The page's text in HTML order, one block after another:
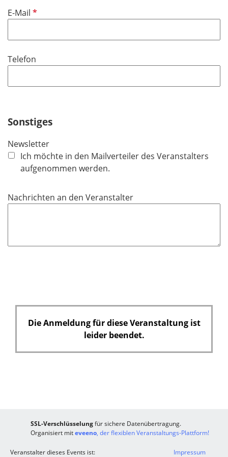
e
d
E-Mail P
c
t
l
Telefon
Sonstiges
Newsletter
Ich möchte in den Mailverteiler des Veranstalters
aufgenommen werden.
Nachrichten an den Veranstalter
Die Anmeldung für diese Veranstaltung ist
leider beendet.
SSL-Verschlüsselungfür sichere Datenübertragung.
Organisiert miteveeno, der flexiblen Veranstaltungs-Plattform!
Veranstalter dieses Events ist:
Impressum